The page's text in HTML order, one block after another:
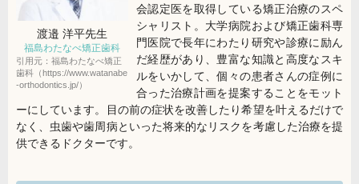
渡邉 洋平先生
福島わたなべ矯正歯科
引用元：福島わたなべ矯正
歯科（https://www.watanabe
-orthodontics.jp/）
会認定医を取得している矯正治療のスペ
シャリスト。大学病院および矯正歯科専
門医院で長年にわたり研究や診療に励ん
だ経歴があり、豊富な知識と高度なスキ
ルをいかして、個々の患者さんの症例に
合った治療計画を提案することをモット
ーにしています。目の前の症状を改善したり希望を叶えるだけで
なく、虫歯や歯周病といった将来的なリスクを考慮した治療を提
供できるドクターです。